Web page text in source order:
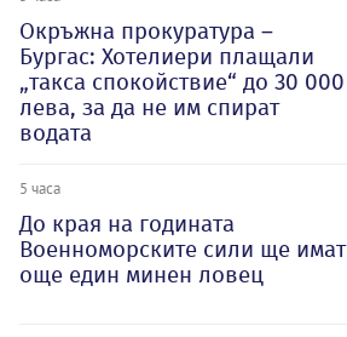
Окръжна прокуратура –
Бургас: Хотелиери плащали
„такса спокойствие“ до 30 000
лева, за да не им спират
водата
5 часа
До края на годината
Военноморските сили ще имат
още един минен ловец